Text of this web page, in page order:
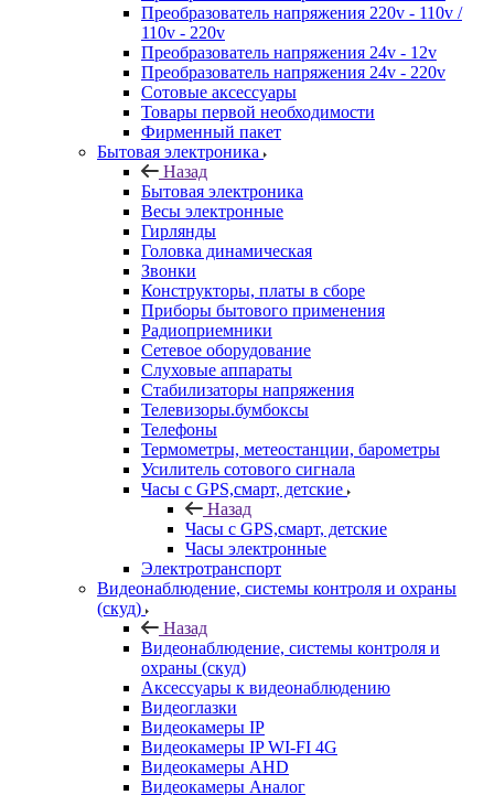
Преобразователь напряжения 220v - 110v /
110v - 220v
Преобразователь напряжения 24v - 12v
Преобразователь напряжения 24v - 220v
Сотовые аксессуары
Товары первой необходимости
Фирменный пакет
Бытовая электроника
Назад
Бытовая электроника
Весы электронные
Гирлянды
Головка динамическая
Звонки
Конструкторы, платы в сборе
Приборы бытового применения
Радиоприемники
Сетевое оборудование
Слуховые аппараты
Стабилизаторы напряжения
Телевизоры.бумбоксы
Телефоны
Термометры, метеостанции, барометры
Усилитель сотового сигнала
Часы с GPS,смарт, детские
Назад
Часы с GPS,смарт, детские
Часы электронные
Электротранспорт
Видеонаблюдение, системы контроля и охраны
(скуд)
Назад
Видеонаблюдение, системы контроля и
охраны (скуд)
Аксессуары к видеонаблюдению
Видеоглазки
Видеокамеры IP
Видеокамеры IP WI-FI 4G
Видеокамеры AHD
Видеокамеры Аналог